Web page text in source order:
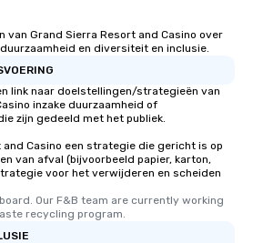
van Grand Sierra Resort and Casino over
en diversiteit en inclusie.
link naar doelstellingen/strategieën van
inzake duurzaamheid of
zijn gedeeld met het publiek.
Casino een strategie die gericht is op
van afval (bijvoorbeeld papier, karton,
voor het verwijderen en scheiden
Our F&B team are currently working
recycling program.